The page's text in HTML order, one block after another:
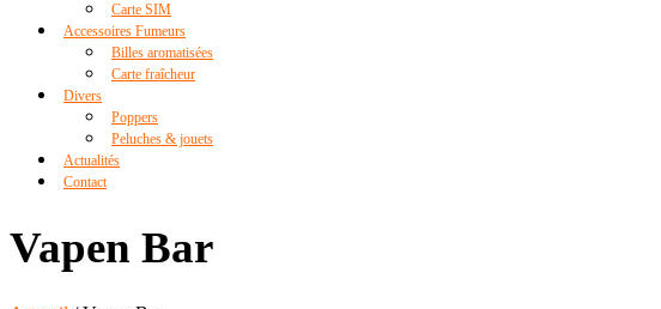
Carte SIM
Accessoires Fumeurs
Billes aromatisées
Carte fraîcheur
Divers
Poppers
Peluches & jouets
Actualités
Contact
Vapen Bar